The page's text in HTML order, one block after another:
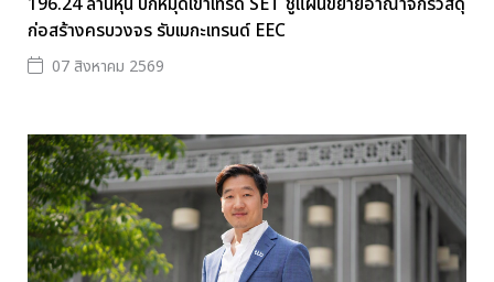
ก่อสร้างครบวงจร รับเมกะเทรนด์ EEC
07 สิงหาคม 2569